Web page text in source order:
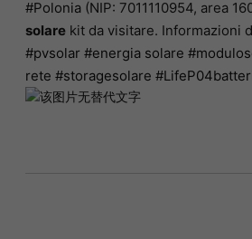
#Polonia (NIP: 7011110954, area
solare kit da visitare. Informazioni
#pvsolar #energia solare
rete #storagesolare